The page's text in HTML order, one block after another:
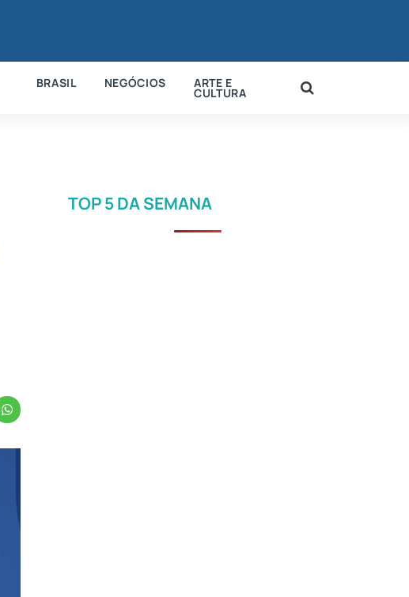
BRASIL NEGÓCIOS ARTE E
CULTURA
TOP 5 DA SEMANA